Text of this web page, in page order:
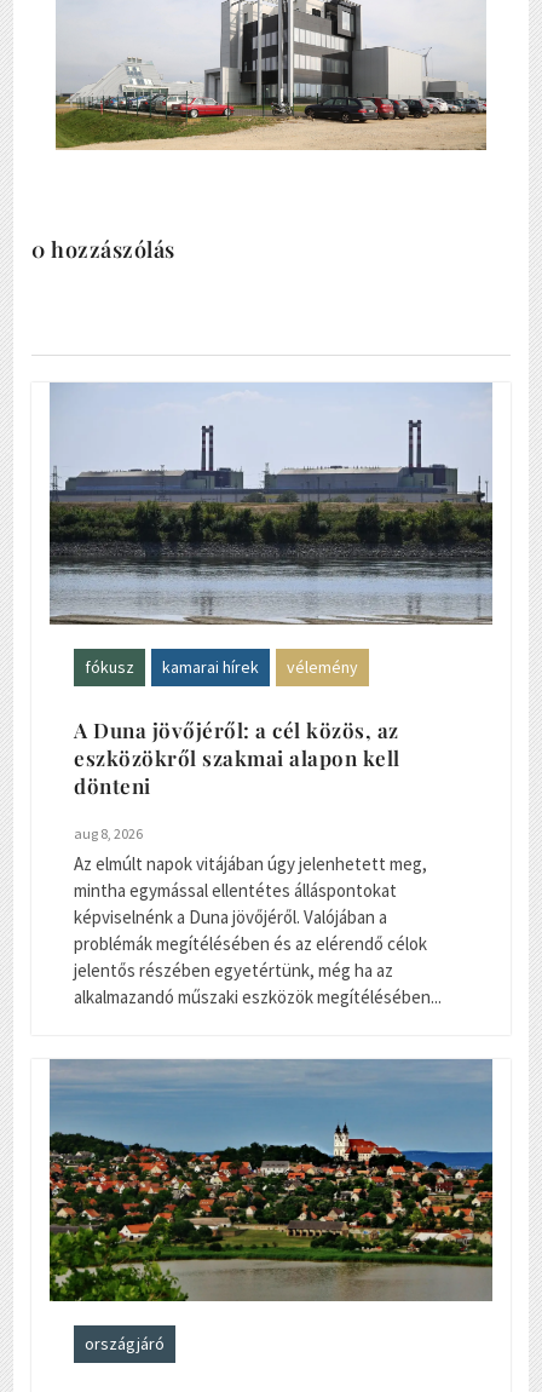
0 hozzászólás
fókusz kamarai hírek vélemény
A Duna jövőjéről: a cél közös, az
eszközökről szakmai alapon kell
dönteni
aug 8, 2026
Az elmúlt napok vitájában úgy jelenhetett meg,
mintha egymással ellentétes álláspontokat
képviselnénk a Duna jövőjéről. Valójában a
problémák megítélésében és az elérendő célok
jelentős részében egyetértünk, még ha az
alkalmazandó műszaki eszközök megítélésében...
országjáró